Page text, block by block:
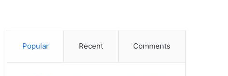
Popular Recent Comments